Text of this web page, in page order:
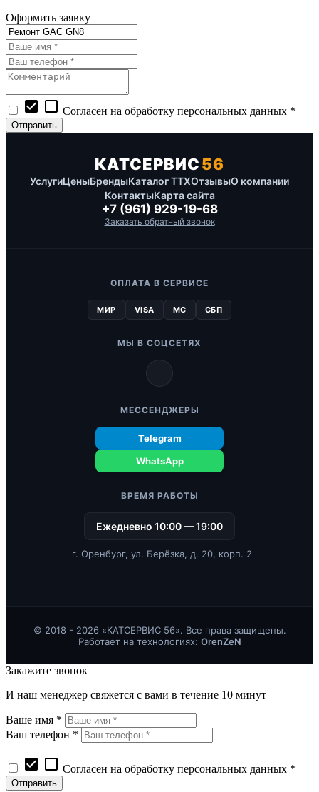
Оформить заявку
check_box check_box_outline_blank Согласен на обработку персональных данных *
КАТСЕРВИС56
УслугиЦеныБрендыКаталог ТТХОтзывыО компании
КонтактыКарта сайта
+7 (961) 929-19-68
Заказать обратный звонок
ОПЛАТА В СЕРВИСЕ
МИР VISA MC СБП
МЫ В СОЦСЕТЯХ
МЕССЕНДЖЕРЫ
Telegram
WhatsApp
ВРЕМЯ РАБОТЫ
Ежедневно 10:00 — 19:00
г. Оренбург, ул. Берёзка, д. 20, корп. 2
© 2018 - 2026 «КАТСЕРВИС 56». Все права защищены.
Работает на технологиях: OrenZeN
Закажите звонок
И наш менеджер свяжется с вами в течение 10 минут
Ваше имя *
Ваш телефон *
check_box check_box_outline_blank Согласен на обработку персональных данных *